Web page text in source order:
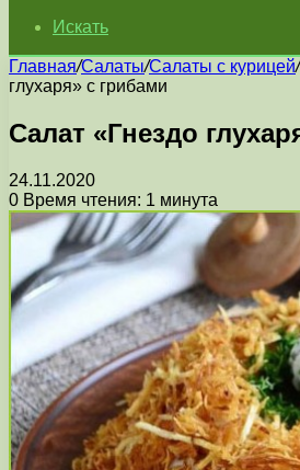
Искать
Главная/Салаты/Салаты с курицей/
глухаря» с грибами
Салат «Гнездо
24.11.2020
0 Время чтения: 1 минута